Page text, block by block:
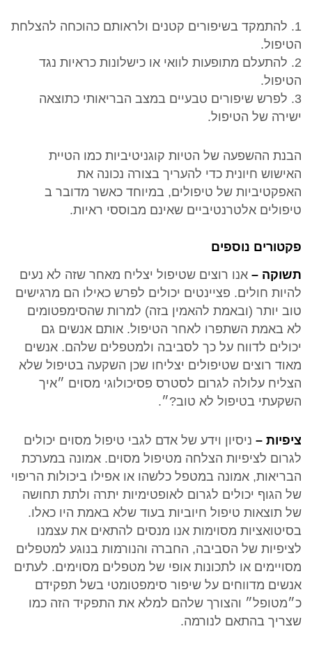
1. להתמקד בשיפורים קטנים ולראותם כהוכחה להצלחת
הטיפול.
2. להתעלם מתופעות לוואי או כישלונות כראיות נגד
הטיפול.
3. לפרש שיפורים טבעיים במצב הבריאותי כתוצאה
ישירה של הטיפול.
הבנת ההשפעה של הטיות קוגניטיביות כמו הטיית
האישוש חיונית כדי להעריך בצורה נכונה את
האפקטיביות של טיפולים, במיוחד כאשר מדובר ב
טיפולים אלטרנטיביים שאינם מבוססי ראיות.
פקטורים נוספים
תשוקה – אנו רוצים שטיפול יצליח מאחר שזה לא נעים
להיות חולים. פציינטים יכולים לפרש כאילו הם מרגישים
טוב יותר (ובאמת להאמין בזה) למרות שהסימפטומים
לא באמת השתפרו לאחר הטיפול. אותם אנשים גם
יכולים לדווח על כך לסביבה ולמטפלים שלהם. אנשים
מאוד רוצים שטיפולים יצליחו שכן השקעה בטיפול שלא
הצליח עלולה לגרום לסטרס פסיכולוגי מסוים ״איך
השקעתי בטיפול לא טוב?״.
ציפיות – ניסיון וידע של אדם לגבי טיפול מסוים יכולים
לגרום לציפיות הצלחה מטיפול מסוים. אמונה במערכת
הבריאות, אמונה במטפל כלשהו או אפילו ביכולות הריפוי
של הגוף יכולים לגרום לאופטימיות יתרה ולתת תחושה
של תוצאות טיפול חיוביות בעוד שלא באמת היו כאלו.
בסיטואציות מסוימות אנו מנסים להתאים את עצמנו
לציפיות של הסביבה, החברה והנורמות בנוגע למטפלים
מסויימים או לתכונות אופי של מטפלים מסוימים. לעתים
אנשים מדווחים על שיפור סימפטומטי בשל תפקידם
כ״מטופל״ והצורך שלהם למלא את התפקיד הזה כמו
שצריך בהתאם לנורמה.